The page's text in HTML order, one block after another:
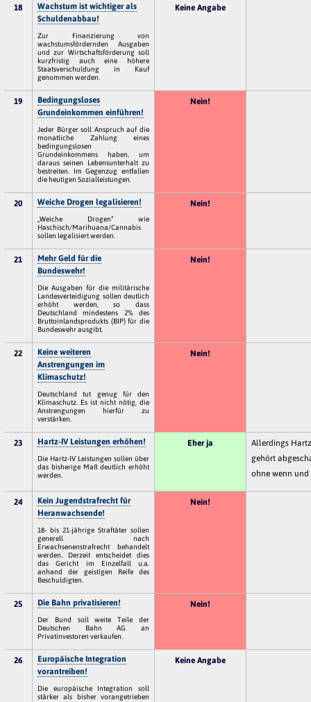
18
Wachstum ist wichtiger als
Schuldenabbau!
Zur Finanzierung von
wachstumsfördernden Ausgaben
und zur Wirtschaftsförderung soll
kurzfristig auch eine höhere
Staatsverschuldung in Kauf
genommen werden.
Keine Angabe
19
Bedingungsloses
Grundeinkommen einführen!
Jeder Bürger soll Anspruch auf die
monatliche Zahlung eines
bedingungslosen
Grundeinkommens haben, um
daraus seinen Lebensunterhalt zu
bestreiten. Im Gegenzug entfallen
die heutigen Sozialleistungen.
Nein!
20 Weiche Drogen legalisieren!
„Weiche Drogen“ wie
Haschisch/Marihuana/Cannabis
sollen legalisiert werden.
Nein!
21
Mehr Geld für die
Bundeswehr!
Die Ausgaben für die militärische
Landesverteidigung sollen deutlich
erhöht werden, so dass
Deutschland mindestens 2% des
Bruttoinlandsprodukts (BIP) für die
Bundeswehr ausgibt.
Nein!
22
Keine weiteren
Anstrengungen im
Klimaschutz!
Deutschland tut genug für den
Klimaschutz. Es ist nicht nötig, die
Anstrengungen hierfür zu
verstärken.
Nein!
23 Hartz-IV Leistungen erhöhen!
Die Hartz-IV Leistungen sollen über
das bisherige Maß deutlich erhöht
werden.
Eher ja
Allerdings
gehört
ohne wenn und
24
Kein Jugendstrafrecht für
Heranwachsende!
18- bis 21-jährige Straftäter sollen
generell nach
Erwachsenenstrafrecht behandelt
werden. Derzeit entscheidet dies
das Gericht im Einzelfall u.a.
anhand der geistigen Reife des
Beschuldigten.
Nein!
25 Die Bahn privatisieren!
Der Bund soll weite Teile der
Deutschen Bahn AG an
Privatinvestoren verkaufen.
Nein!
26
Europäische Integration
vorantreiben!
Die europäische Integration soll
stärker als bisher vorangetrieben
Keine Angabe